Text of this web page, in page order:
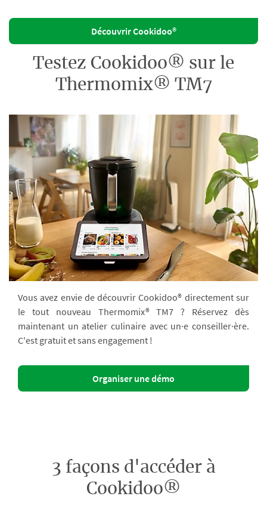
Découvrir Cookidoo®
Testez Cookidoo® sur le
Thermomix® TM7
Vous avez envie de découvrir Cookidoo® directement sur
le tout nouveau Thermomix® TM7 ? Réservez dès
maintenant un atelier culinaire avec un·e conseiller·ère.
C'est gratuit et sans engagement !
Organiser une démo
3 façons d'accéder à
Cookidoo®